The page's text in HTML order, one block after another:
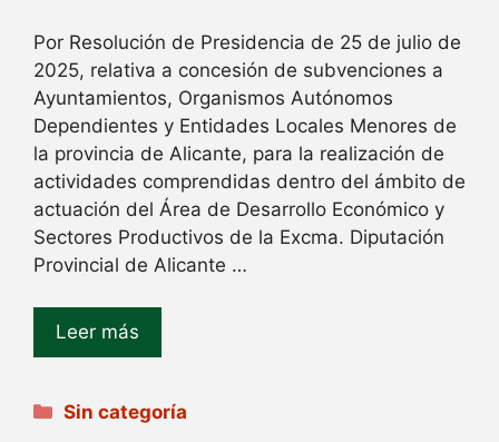
Por Resolución de Presidencia de 25 de julio de
2025, relativa a concesión de subvenciones a
Ayuntamientos, Organismos Autónomos
Dependientes y Entidades Locales Menores de
la provincia de Alicante, para la realización de
actividades comprendidas dentro del ámbito de
actuación del Área de Desarrollo Económico y
Sectores Productivos de la Excma. Diputación
Provincial de Alicante …
Leer más
Categorías
Sin categoría